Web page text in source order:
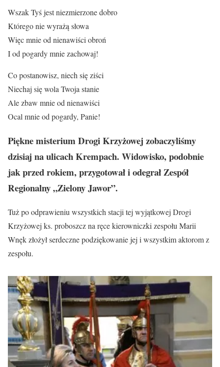
Wszak Tyś jest niezmierzone dobro
Którego nie wyrażą słowa
Więc mnie od nienawiści obroń
I od pogardy mnie zachowaj!
Co postanowisz, niech się ziści
Niechaj się wola Twoja stanie
Ale zbaw mnie od nienawiści
Ocal mnie od pogardy, Panie!
Piękne misterium Drogi Krzyżowej zobaczyliśmy
dzisiaj na ulicach Krempach. Widowisko, podobnie
jak przed rokiem, przygotował i odegrał Zespół
Regionalny „Zielony Jawor”.
Tuż po odprawieniu wszystkich stacji tej wyjątkowej Drogi
Krzyżowej ks. proboszcz na ręce kierowniczki zespołu Marii
Wnęk złożył serdeczne podziękowanie jej i wszystkim aktorom z
zespołu.